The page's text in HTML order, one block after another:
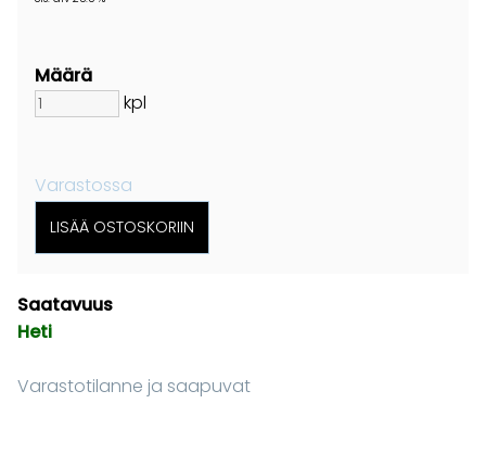
Määrä
kpl
Varastossa
Saatavuus
Heti
Varastotilanne ja saapuvat